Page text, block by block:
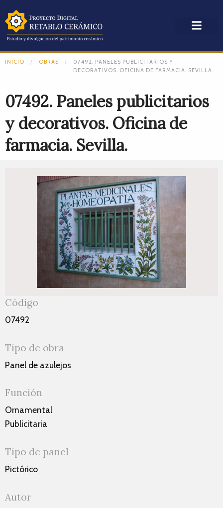
INICIO OBRAS
07492. PANELES PUBLICITARIOS Y
DECORATIVOS. OFICINA DE FARMACIA. SEVILLA.
07492. Paneles publicitarios
y decorativos. Oficina de
farmacia. Sevilla.
Código
07492
Tipo de obra
Panel de azulejos
Función
Ornamental
Publicitaria
Tipo de panel
Pictórico
Autor